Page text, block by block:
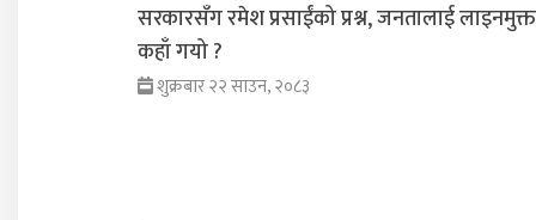
सरकारसँग रमेश प्रसाईंको प्रश्न, जनतालाई
कहाँ गयो ?
शुक्रबार २२ साउन, २०८३